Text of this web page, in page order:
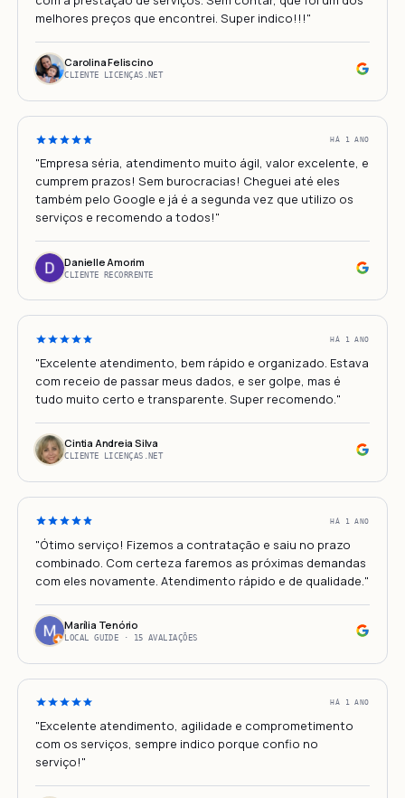
melhores preços que encontrei. Super indico!!!"
Carolina Feliscino
CLIENTE LICENÇAS.NET
HÁ 1 ANO
"Empresa séria, atendimento muito ágil, valor excelente, e
cumprem prazos! Sem burocracias! Cheguei até eles
também pelo Google e já é a segunda vez que utilizo os
serviços e recomendo a todos!"
Danielle Amorim
CLIENTE RECORRENTE
HÁ 1 ANO
"Excelente atendimento, bem rápido e organizado. Estava
com receio de passar meus dados, e ser golpe, mas é
tudo muito certo e transparente. Super recomendo."
Cintia Andreia Silva
CLIENTE LICENÇAS.NET
HÁ 1 ANO
"Ótimo serviço! Fizemos a contratação e saiu no prazo
combinado. Com certeza faremos as próximas demandas
com eles novamente. Atendimento rápido e de qualidade."
Marília Tenório
LOCAL GUIDE · 15 AVALIAÇÕES
HÁ 1 ANO
"Excelente atendimento, agilidade e comprometimento
com os serviços, sempre indico porque confio no
serviço!"